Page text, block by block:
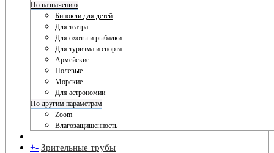
По назначению
Бинокли для детей
Для театра
Для охоты и рыбалки
Для туризма и спорта
Армейские
Полевые
Морские
Для астрономии
По другим параметрам
Zoom
Влагозащищенность
+- Зрительные трубы